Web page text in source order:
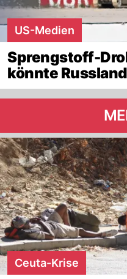
US-Medien
Sprengstoff-
könnte
Ceuta-Krise